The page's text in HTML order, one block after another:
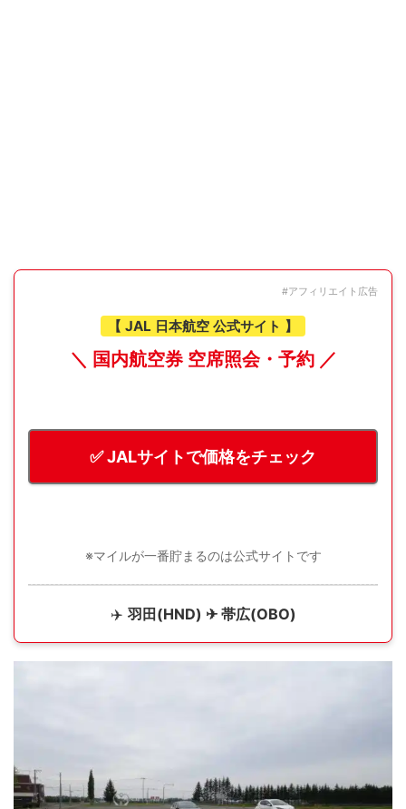
#アフィリエイト広告
【 JAL 日本航空 公式サイト 】
＼ 国内航空券 空席照会・予約 ／
✅ JALサイトで価格をチェック
※マイルが一番貯まるのは公式サイトです
✈️ 羽田(HND) ✈ 帯広(OBO)